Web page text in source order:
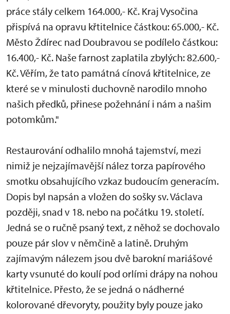
práce stály celkem 164.000,- Kč. Kraj Vysočina
přispívá na opravu křtitelnice částkou: 65.000,- Kč.
Město Ždírec nad Doubravou se podílelo částkou:
16.400,- Kč. Naše farnost zaplatila zbylých: 82.600,-
Kč. Věřím, že tato památná cínová křtitelnice, ze
které se v minulosti duchovně narodilo mnoho
našich předků, přinese požehnání i nám a našim
potomkům."
Restaurování odhalilo mnohá tajemství, mezi
nimiž je nejzajímavější nález torza papírového
smotku obsahujícího vzkaz budoucím generacím.
Dopis byl napsán a vložen do sošky sv. Václava
později, snad v 18. nebo na počátku 19. století.
Jedná se o ručně psaný text, z něhož se dochovalo
pouze pár slov v němčině a latině. Druhým
zajímavým nálezem jsou dvě barokní mariášové
karty vsunuté do koulí pod orlími drápy na nohou
křtitelnice. Přesto, že se jedná o nádherné
kolorované dřevoryty, použity byly pouze jako